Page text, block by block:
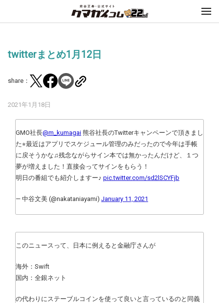
twitterまとめ1月12日
share：
2021年1月18日
GMO社長@m_kumagai 熊谷社長のTwitterキャンペーンで頂きまし
た⭐︎最近はアプリでスケジュール管理のみだったので今年は手帳
に戻そうかな♫残念ながらサイン本では無かったんだけど、１つ
夢が増えました！直接会ってサインをもらう！
明日の番組でも紹介しますー♪ pic.twitter.com/sd2lSCYFjb
— 中谷文美 (@nakataniayami) January 11, 2021
このニュースって、日本に例えると金融庁さんが
海外：Swift
国内：全銀ネット
の代わりにステーブルコインを使って良いと言っているのと同義